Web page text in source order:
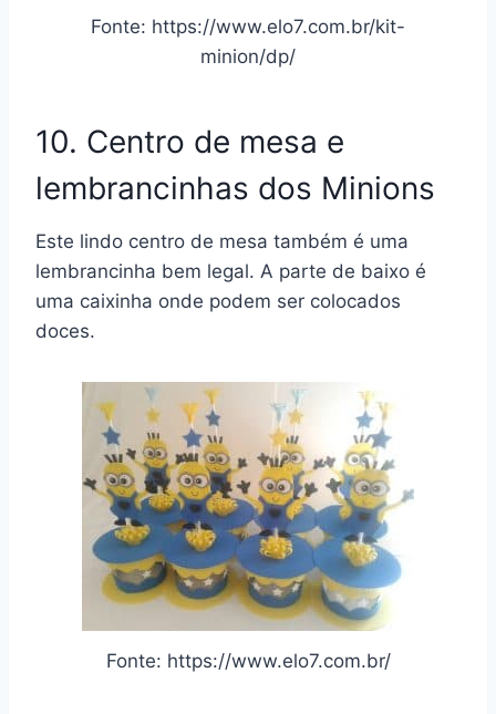
Fonte: https://www.elo7.com.br/kit-
minion/dp/
10. Centro de mesa e
lembrancinhas dos Minions
Este lindo centro de mesa também é uma
lembrancinha bem legal. A parte de baixo é
uma caixinha onde podem ser colocados
doces.
Fonte: https://www.elo7.com.br/